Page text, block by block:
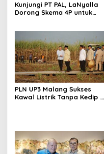
Kunjungi PT PAL, LaNyalla
Dorong Skema 4P untuk
PLN UP3 Malang Sukses
Kawal Listrik Tanpa Kedip di